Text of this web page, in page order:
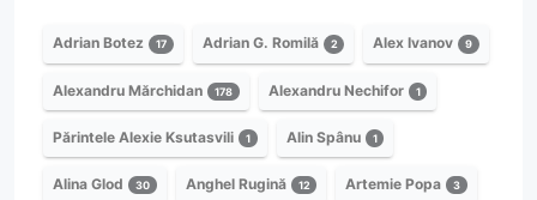
Adrian Botez 17 Adrian G. Romilă 2 Alex Ivanov 9
Alexandru Mărchidan 178 Alexandru Nechifor 1
Părintele Alexie Ksutasvili 1 Alin Spânu 1
Alina Glod 30 Anghel Rugină 12 Artemie Popa 3